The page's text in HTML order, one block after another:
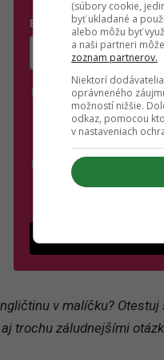
E-mail *
Zadajte platnú e-
Áno, chcem dostávať
pozvánky na eventy
vašich partnerov.
Súhlasím so
s GDPR a podľa
v malíčku?
trochu záludnejšími
(súbory cookie,
byť ukladané a
alebo môžu byť
a naši partneri
zoznam partnerov.
Niektorí
oprávneného
možností nižšie.
odkaz, pomocou
v nastaveniach